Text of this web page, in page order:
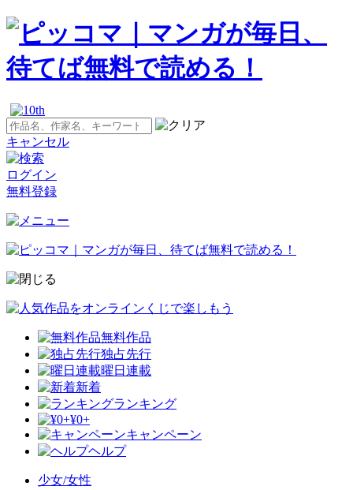
キャンセル
ログイン
無料登録
無料作品
独占先行
曜日連載
新着
ランキング
¥0+
キャンペーン
ヘルプ
少女/女性